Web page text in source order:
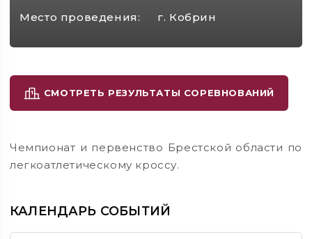
Место проведения:
г. Кобрин
СМОТРЕТЬ РЕЗУЛЬТАТЫ СОРЕВНОВАНИЙ
Чемпионат и первенство Брестской области по
легкоатлетическому кроссу.
КАЛЕНДАРЬ СОБЫТИЙ